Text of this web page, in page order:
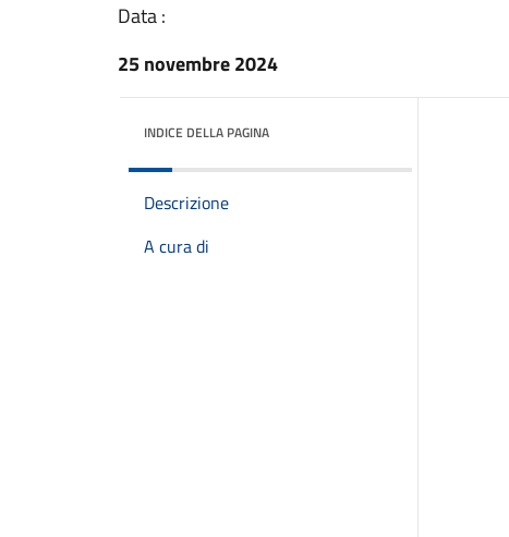
Data :
25 novembre 2024
INDICE DELLA PAGINA
Descrizione
A cura di